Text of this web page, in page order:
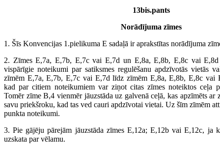
13bis.pants
Norādījuma zīmes
1. Šīs Konvencijas 1.pielikuma E sadaļā ir aprakstītas norādījuma
2. Zīmes E,7a, E,7b, E,7c vai E,7d un E,8a, E,8b, E,8c vai
vispārīgie noteikumi par satiksmes regulēšanu apdzīvotās vietās
zīmēm E,7a, E,7b, E,7c vai E,7d līdz zīmēm E,8a, E,8b, E,8c vai
kad par citiem noteikumiem var ziņot citas zīmes noteiktos ceļa
Tomēr zīme B,4 vienmēr jāuzstāda uz galvenā ceļā, kas apzīmēts ar
savu priekšroku, kad tas ved cauri apdzīvotai vietai. Uz šīm zīmēm
punkta noteikumi.
3. Pie gājēju pārejām jāuzstāda zīmes E,12a; E,12b vai E,12c, ja
uzskata par vēlamu.